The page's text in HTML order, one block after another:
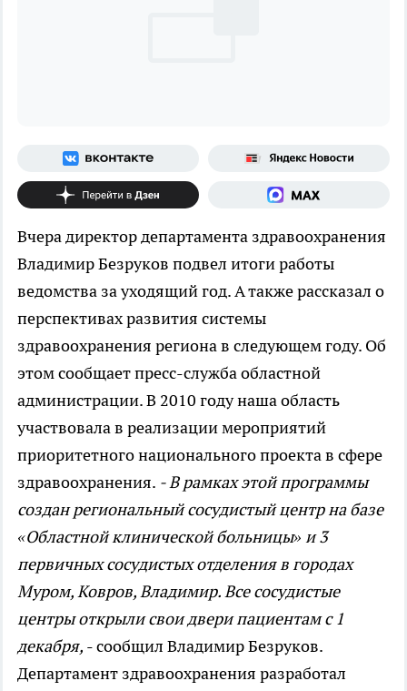
Вчера директор департамента здравоохранения
Владимир Безруков подвел итоги работы
ведомства за уходящий год. А также рассказал о
перспективах развития системы
здравоохранения региона в следующем году. Об
этом сообщает пресс-служба областной
администрации. В 2010 году наша область
участвовала в реализации мероприятий
приоритетного национального проекта в сфере
здравоохранения. - В рамках этой программы
создан региональный сосудистый центр на базе
«Областной клинической больницы» и 3
первичных сосудистых отделения в городах
Муром, Ковров, Владимир. Все сосудистые
центры открыли свои двери пациентам с 1
декабря, - сообщил Владимир Безруков.
Департамент здравоохранения разработал